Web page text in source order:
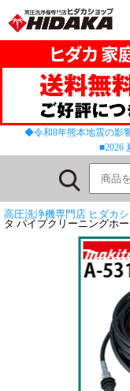
◆令和8年熊本地震の影
■2026
高圧洗浄機専門店 ヒダカ
タ パイプクリーニングホ